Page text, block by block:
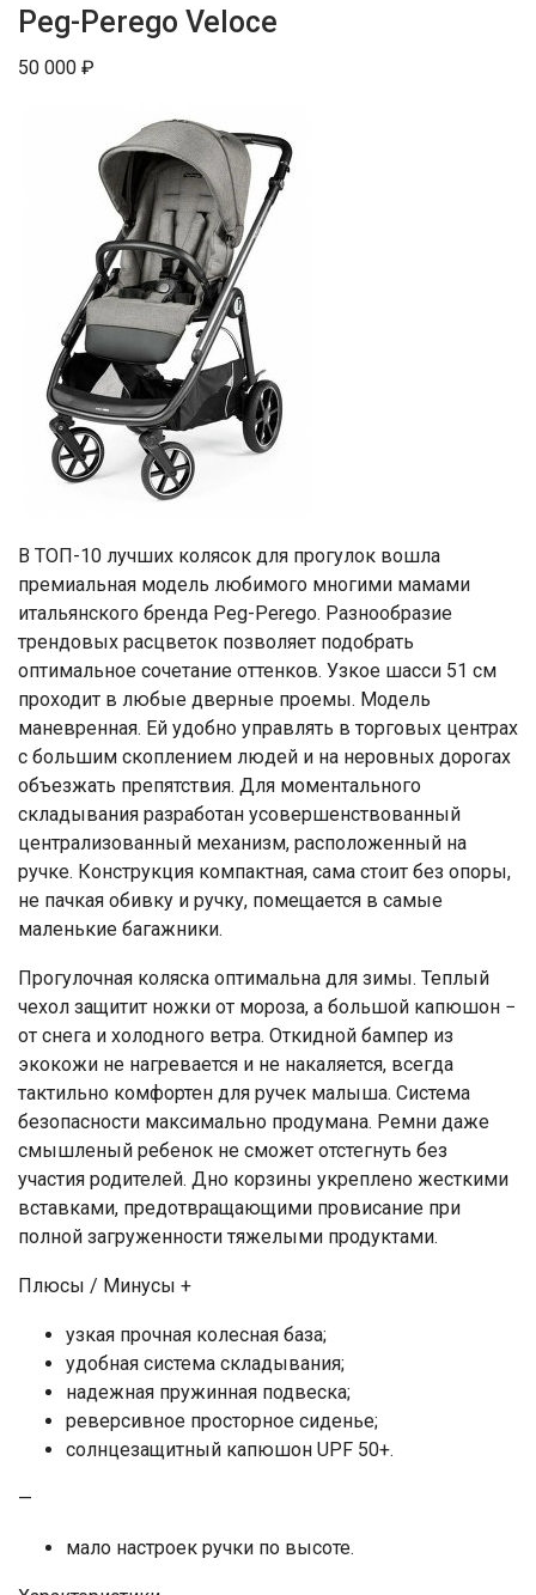
Peg-Perego Veloce
50 000 ₽
В ТОП-10 лучших колясок для прогулок вошла
премиальная модель любимого многими мамами
итальянского бренда Peg-Perego. Разнообразие
трендовых расцветок позволяет подобрать
оптимальное сочетание оттенков. Узкое шасси 51 см
проходит в любые дверные проемы. Модель
маневренная. Ей удобно управлять в торговых центрах
с большим скоплением людей и на неровных дорогах
объезжать препятствия. Для моментального
складывания разработан усовершенствованный
централизованный механизм, расположенный на
ручке. Конструкция компактная, сама стоит без опоры,
не пачкая обивку и ручку, помещается в самые
маленькие багажники.
Прогулочная коляска оптимальна для зимы. Теплый
чехол защитит ножки от мороза, а большой капюшон −
от снега и холодного ветра. Откидной бампер из
экокожи не нагревается и не накаляется, всегда
тактильно комфортен для ручек малыша. Система
безопасности максимально продумана. Ремни даже
смышленый ребенок не сможет отстегнуть без
участия родителей. Дно корзины укреплено жесткими
вставками, предотвращающими провисание при
полной загруженности тяжелыми продуктами.
Плюсы / Минусы +
узкая прочная колесная база;
удобная система складывания;
надежная пружинная подвеска;
реверсивное просторное сиденье;
солнцезащитный капюшон UPF 50+.
—
мало настроек ручки по высоте.